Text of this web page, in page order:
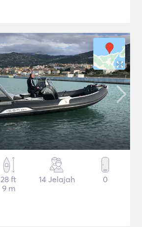
28 ft
9 m
14 Jelajah 0